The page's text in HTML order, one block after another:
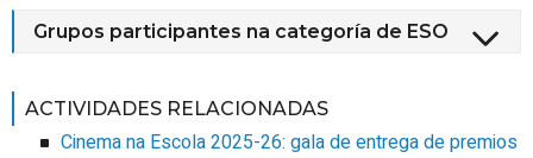
Grupos participantes na categoría de ESO
ACTIVIDADES RELACIONADAS
Cinema na Escola 2025-26: gala de entrega de premios